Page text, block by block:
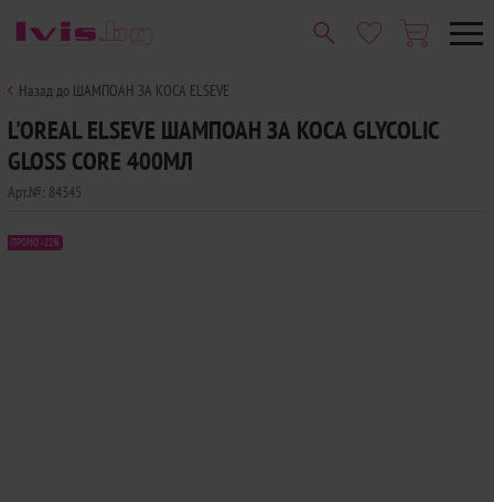
Назад до ШАМПОАН ЗА КОСА ELSEVE
L'OREAL ELSEVE ШАМПОАН ЗА КОСА GLYCOLIC
GLOSS CORE 400МЛ
Арт.№: 84345
ПРОМО -22%